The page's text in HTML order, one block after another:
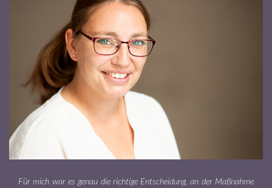
Für mich war es genau die richtige Entscheidung, an der Maßnahme